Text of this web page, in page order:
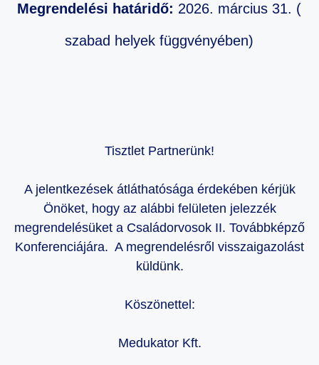
Megrendelési határidő: 2026. március 31. (
szabad helyek függvényében)
Tisztlet Partnerünk!
A jelentkezések átláthatósága érdekében kérjük
Önöket, hogy az alábbi felületen jelezzék
megrendelésüket a Családorvosok II. Továbbképző
Konferenciájára. A megrendelésről visszaigazolást
küldünk.
Köszönettel:
Medukator Kft.